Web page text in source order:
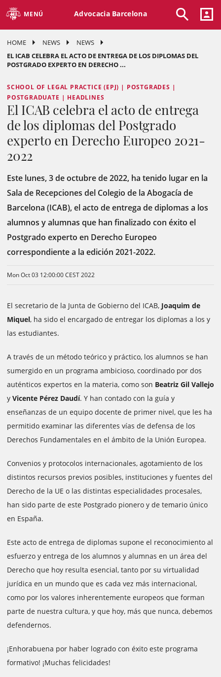
MENÚ Advocacia Barcelona
HOME NEWS
NEWS
EL ICAB CELEBRA EL ACTO DE ENTREGA DE LOS DIPLOMAS DEL
POSTGRADO EXPERTO EN DERECHO ...
SCHOOL OF LEGAL PRACTICE (EPJ) | POSTGRADES |
POSTGRADUATE | HEADLINES
El ICAB celebra el acto de entrega
de los diplomas del Postgrado
experto en Derecho Europeo 2021-
2022
Este lunes, 3 de octubre de 2022, ha tenido lugar en la
Sala de Recepciones del Colegio de la Abogacía de
Barcelona (ICAB), el acto de entrega de diplomas a los
alumnos y alumnas que han finalizado con éxito el
Postgrado experto en Derecho Europeo
correspondiente a la edición 2021-2022.
Mon Oct 03 12:00:00 CEST 2022
El secretario de la Junta de Gobierno del ICAB, Joaquim de
Miquel, ha sido el encargado de entregar los diplomas a los y
las estudiantes.
A través de un método teórico y práctico, los alumnos se han
sumergido en un programa ambicioso, coordinado por dos
auténticos expertos en la materia, como son Beatriz Gil Vallejo
y Vicente Pérez Daudí. Y han contado con la guía y
enseñanzas de un equipo docente de primer nivel, que les ha
permitido examinar las diferentes vías de defensa de los
Derechos Fundamentales en el ámbito de la Unión Europea.
Convenios y protocolos internacionales, agotamiento de los
distintos recursos previos posibles, instituciones y fuentes del
Derecho de la UE o las distintas especialidades procesales,
han sido parte de este Postgrado pionero y de temario único
en España.
Este acto de entrega de diplomas supone el reconocimiento al
esfuerzo y entrega de los alumnos y alumnas en un área del
Derecho que hoy resulta esencial, tanto por su virtualidad
jurídica en un mundo que es cada vez más internacional,
como por los valores inherentemente europeos que forman
parte de nuestra cultura, y que hoy, más que nunca, debemos
defendernos.
¡Enhorabuena por haber logrado con éxito este programa
formativo! ¡Muchas felicidades!